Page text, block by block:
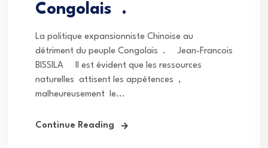
Congolais .
La politique expansionniste Chinoise au
détriment du peuple Congolais . Jean-Francois
BISSILA Il est évident que les ressources
naturelles attisent les appétences ,
malheureusement le...
Continue Reading